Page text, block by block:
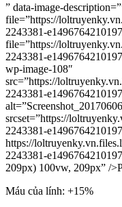
” data-image-
file=”https://
2243381-
file=”https://
2243381-
wp-image-108″
src=”https://
2243381-
srcset=”https://
2243381-
https://
2243381-
209px) 100vw, 209px” /
Máu của lính: +15%